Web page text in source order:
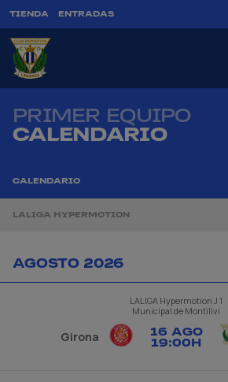
TIENDA ENTRADAS
CALENDARIO
PRIMER EQUIPO
CALENDARIO
LALIGA HYPERMOTION
AGOSTO 2026
LALIGA Hypermotion J 1
Municipal de Montilivi
Girona 16 AGO
19:00H